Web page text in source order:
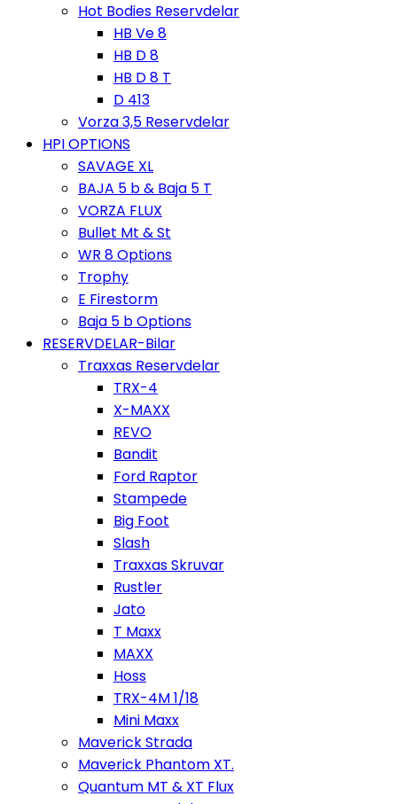
Hot Bodies Reservdelar
HB Ve 8
HB D 8
HB D 8 T
D 413
Vorza 3,5 Reservdelar
HPI OPTIONS
SAVAGE XL
BAJA 5 b & Baja 5 T
VORZA FLUX
Bullet Mt & St
WR 8 Options
Trophy
E Firestorm
Baja 5 b Options
RESERVDELAR-Bilar
Traxxas Reservdelar
TRX-4
X-MAXX
REVO
Bandit
Ford Raptor
Stampede
Big Foot
Slash
Traxxas Skruvar
Rustler
Jato
T Maxx
MAXX
Hoss
TRX-4M 1/18
Mini Maxx
Maverick Strada
Maverick Phantom XT.
Quantum MT & XT Flux